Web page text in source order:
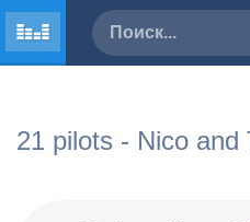
21 pilots - Nico and